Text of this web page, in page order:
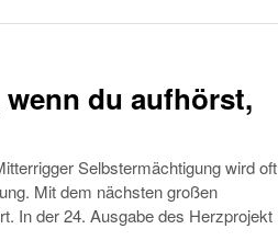
du aufhörst,
Selbstermächtigung wird oft
Mit dem nächsten großen
In der 24. Ausgabe des Herzprojekt